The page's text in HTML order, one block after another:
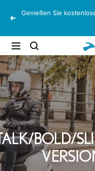
zumZurück
Genießen Sie
Navigation
BOLD/